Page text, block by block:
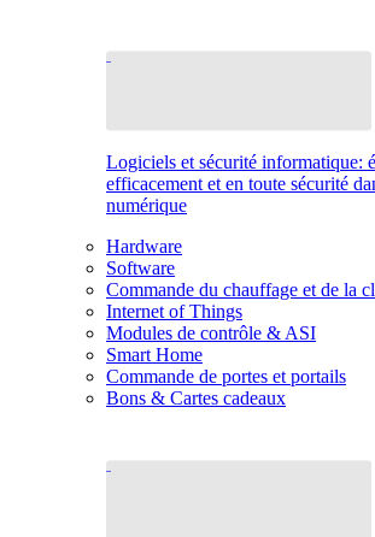
Logiciels et sécurité informatique:
efficacement et en toute sécurité
numérique
Hardware
Software
Commande du chauffage et de la
Internet of Things
Modules de contrôle & ASI
Smart Home
Commande de portes et portails
Bons & Cartes cadeaux